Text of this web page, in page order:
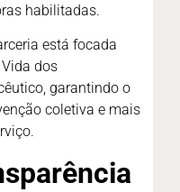
habilitadas.
está focada
dos
garantindo o
coletiva e mais